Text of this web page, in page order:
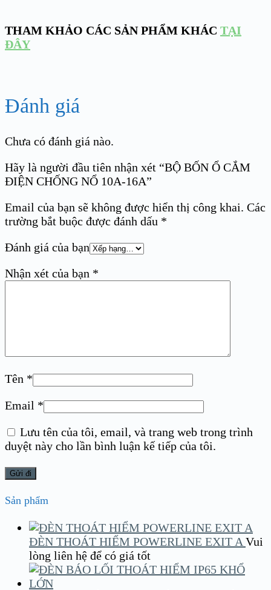
THAM KHẢO CÁC SẢN PHẨM KHÁC TẠI
ĐÂY
Đánh giá
Chưa có đánh giá nào.
Hãy là người đầu tiên nhận xét “BỘ BỐN Ổ CẮM
ĐIỆN CHỐNG NỔ 10A-16A”
Email của bạn sẽ không được hiển thị công khai. Các
trường bắt buộc được đánh dấu *
Đánh giá của bạn
Nhận xét của bạn *
Tên *
Email *
Lưu tên của tôi, email, và trang web trong trình
duyệt này cho lần bình luận kế tiếp của tôi.
Sản phẩm
ĐÈN THOÁT HIỂM POWERLINE EXIT A Vui
lòng liên hệ để có giá tốt